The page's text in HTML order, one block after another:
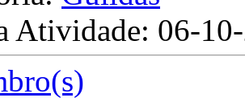
Atividade: 06-